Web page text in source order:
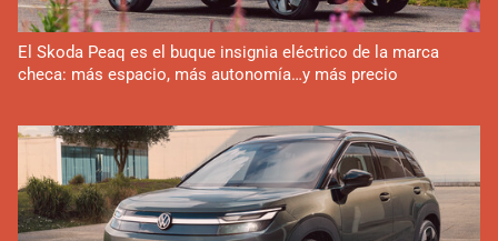
El Skoda Peaq es el buque insignia eléctrico de la marca
checa: más espacio, más autonomía…y más precio